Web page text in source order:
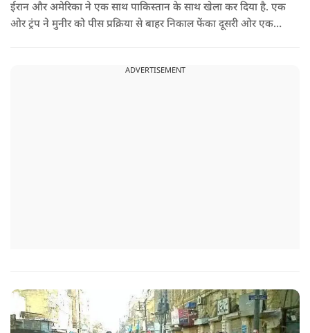
ईरान और अमेरिका ने एक साथ पाकिस्तान के साथ खेला कर दिया है. एक
ओर ट्रंप ने मुनीर को पीस प्रक्रिया से बाहर निकाल फेंका दूसरी ओर एक
ADVERTISEMENT